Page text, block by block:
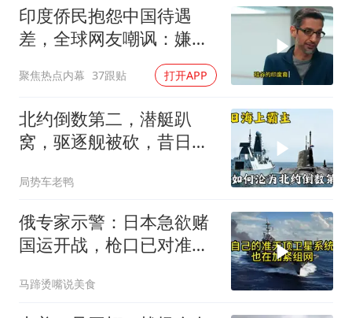
印度侨民抱怨中国待遇
差，全球网友嘲讽：嫌差
聚焦热点内幕 37跟贴 打开APP
北约倒数第二，潜艇趴
窝，驱逐舰被砍，昔日的
局势车老鸭
俄专家示警：日本急欲赌
国运开战，枪口已对准中
马蹄烫嘴说美食